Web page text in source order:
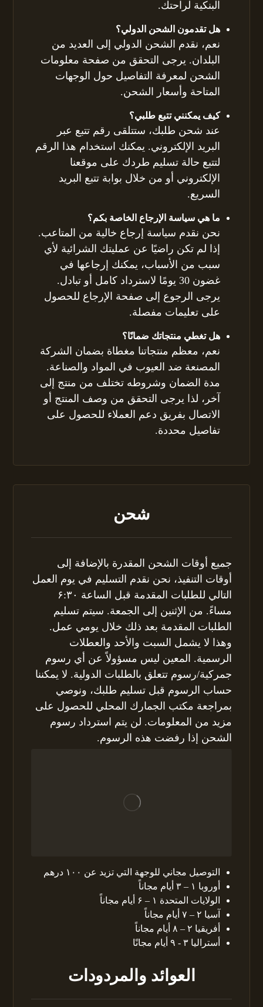
البنكية لراحتك.
هل تقدمون الشحن الدولي؟
نعم، نقدم الشحن الدولي إلى العديد من
البلدان. يرجى التحقق من صفحة معلومات
الشحن لمعرفة التفاصيل حول الوجهات
المتاحة وأسعار الشحن.
كيف يمكنني تتبع طلبي؟
عند شحن طلبك، ستتلقى رقم تتبع عبر
البريد الإلكتروني. يمكنك استخدام هذا الرقم
لتتبع حالة تسليم طردك على موقعنا
الإلكتروني أو من خلال بوابة تتبع البريد
السريع.
ما هي سياسة الإرجاع الخاصة بكم؟
نحن نقدم سياسة إرجاع خالية من المتاعب.
إذا لم تكن راضيًا عن عمليتك الشرائية لأي
سبب من الأسباب، يمكنك إرجاعها في
غضون 30 يومًا لاسترداد كامل أو تبادل.
يرجى الرجوع إلى صفحة الإرجاع للحصول
على تعليمات مفصلة.
هل تغطي منتجاتك ضمانًا؟
نعم، معظم منتجاتنا مغطاة بضمان الشركة
المصنعة ضد العيوب في المواد والصناعة.
مدة الضمان وشروطه تختلف من منتج إلى
آخر، لذا يرجى التحقق من وصف المنتج أو
الاتصال بفريق دعم العملاء للحصول على
تفاصيل محددة.
شحن
جميع أوقات الشحن المقدرة بالإضافة إلى
أوقات التنفيذ، نحن نقدم التسليم في يوم العمل
التالي للطلبات المقدمة قبل الساعة ۶:۳۰
مساءً. من الإثنين إلى الجمعة. سيتم تسليم
الطلبات المقدمة بعد ذلك خلال يومي عمل.
وهذا لا يشمل السبت والأحد والعطلات
الرسمية. المعين ليس مسؤولاً عن أي رسوم
جمركية/رسوم تتعلق بالطلبات الدولية. لا يمكننا
حساب الرسوم قبل تسليم طلبك، ونوصي
بمراجعة مكتب الجمارك المحلي للحصول على
مزيد من المعلومات. لن يتم استرداد رسوم
الشحن إذا رفضت هذه الرسوم.
التوصيل مجاني للوجهة التي تزيد عن ۱۰۰ درهم
أوروبا ۱ – ۳ أيام مجاناً
الولايات المتحدة ۱ – ۶ أيام مجاناً
آسيا ۲ – ۷ أيام مجاناً
أفريقيا ۲ – ۸ أيام مجاناً
أستراليا ۳ - ۹ أيام مجانًا
العوائد والمردودات